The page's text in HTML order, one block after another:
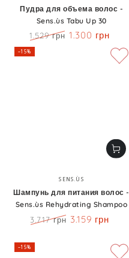
Пудра для объема волос -
Sens.ùs Tabu Up 30
Цена
1.529 грн 1.300 грн
Бренд:
SENS.ÙS
Шампунь для питания волос -
Sens.ùs Rehydrating Shampoo
3.717 грн 3.159 грн
–15%
–15%